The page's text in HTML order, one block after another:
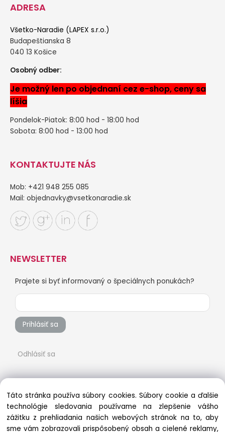
ADRESA
Všetko-Naradie (LAPEX s.r.o.)
Budapeštianska 8
040 13 Košice
Osobný odber:
Je možný len po objednaní cez e-shop, ceny sa
líšia
Pondelok-Piatok: 8:00 hod - 18:00 hod
Sobota: 8:00 hod - 13:00 hod
KONTAKTUJTE NÁS
Mob: +421 948 255 085
Mail: objednavky@vsetkonaradie.sk
NEWSLETTER
Prajete si byť informovaný o špeciálnych ponukách?
Prihlásiť sa
Odhlásiť sa
Táto stránka používa súbory cookies. Súbory cookie a ďalšie
technológie sledovania používame na zlepšenie vášho
zážitku z prehliadania našich webových stránok na to, aby
sme vám zobrazovali prispôsobený obsah a cielené reklamy,